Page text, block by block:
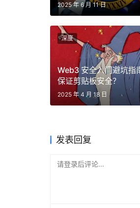
埃隆·马斯克对OpenAI的
容都会开源，但如今一切
研究论文，将所有东西
而DeepSeek团队出于他
推理器（称为R1）的代
似工作的其他人提供了路
可以在他们的云平台上
2025 年 6 月 11 日
Web3 安全入门避坑指
保证剪贴板安全？
2025 年 4 月 18 日
深度
发表回复
请登录后评论...